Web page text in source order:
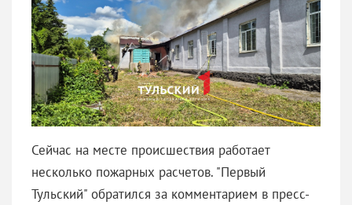
Сейчас на месте происшествия работает
несколько пожарных расчетов. "Первый
Тульский" обратился за комментарием в пресс-